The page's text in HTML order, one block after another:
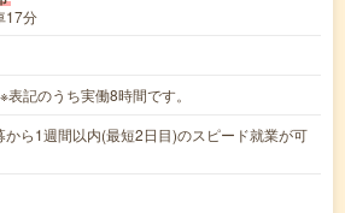
17分
記のうち実働8時間です。
から1週間以内(最短2日目)のスピード就業が可